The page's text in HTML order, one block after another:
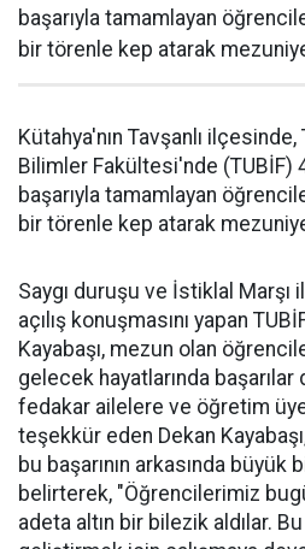
başarıyla tamamlayan
bir törenle kep atarak
Kütahya'nın Tavşanlı ilçesinde,
Bilimler Fakültesi'nde (TUBİF)
başarıyla tamamlayan
bir törenle kep atarak
Saygı duruşu ve İstiklal Marşı
açılış konuşmasını yapan
Kayabaşı, mezun olan
gelecek hayatlarında
fedakar ailelere ve öğretim
teşekkür eden Dekan
bu başarının arkasında
belirterek, "Öğrencilerimiz
adeta altın bir bilezik aldılar.